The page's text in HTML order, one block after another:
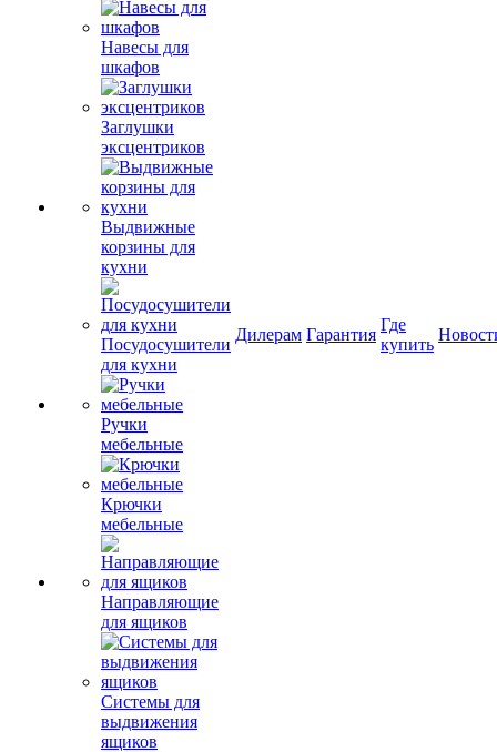
Навесы для
шкафов
Заглушки
эксцентриков
Выдвижные
корзины для
кухни
Посудосушители
для кухни
Ручки
мебельные
Крючки
мебельные
Направляющие
для ящиков
Системы для
выдвижения
ящиков
Дилерам Гарантия
Где
купить